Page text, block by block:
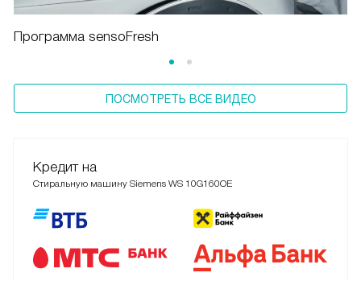
Программа sensoFresh
ПОСМОТРЕТЬ ВСЕ ВИДЕО
Кредит на
Стиральную машину Siemens WS 10G160OE